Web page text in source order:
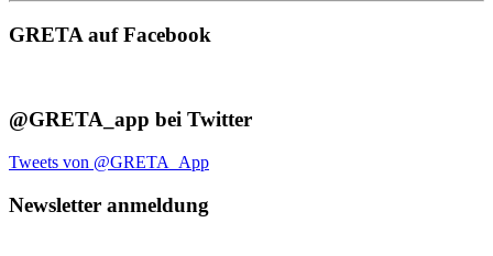
GRETA auf Facebook
@GRETA_app bei Twitter
Tweets von @GRETA_App
Newsletter anmeldung